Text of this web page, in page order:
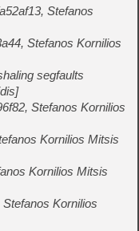
Stefanos
Stefanos Kornilios
segfaults
Stefanos Kornilios
Kornilios Mitsis
Kornilios Mitsis
Kornilios